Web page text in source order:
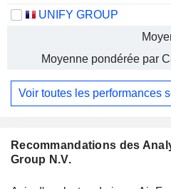
Recommandations des
Group N.V.
UNIFY GROUP
Moyenne pondérée par
Voir toutes les performances